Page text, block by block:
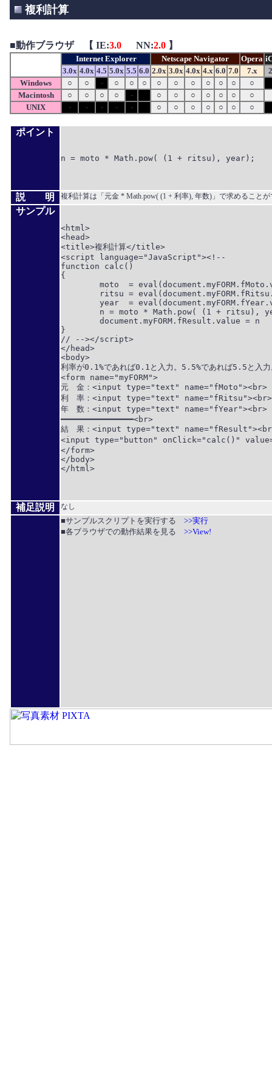
複利計算
■動作ブラウザ 【 IE:3.0 NN:2.0 】
Internet Explorer Netscape Navigator Opera
3.0x 4.0x 4.5 5.0x 5.5 6.0 2.0x 3.0x 4.0x 4.x 6.0 7.0 7.x
Windows
○ ○ - ○ ○ ○ ○ ○ ○ ○ ○ ○
○
Macintosh
○ ○ ○ ○ - ○ ○ ○ ○ ○ ○ ○
UNIX
- - - - - ○ ○ ○ ○ ○ ○ ○
ポイント
n = moto * Math.pow( (1 + ritsu), year);
説 明 複利計算は「元金 * Math.pow( (1 + 利率), 年数)」で求めること
サンプル
<html>
<head>
<title>複利計算</title>
<script language="JavaScript"><!--
function calc()
{
}
// --></script>
</head>
<body>
利率が0.1%であれば0.1と入力。5.5%であれば5.5と入
<form name="myFORM">
元　金：<input type="text" name="fMoto"><br>
利　率：<input type="text" name="fRitsu"><br>
年　数：<input type="text" name="fYear"><br>
━━━━━━━━━━━━━━━<br>
結　果：<input type="text"
<input type="button" onClick="calc()"
</form>
</body>
</html>
補足説明 なし
■サンプルスクリプトを実行する >>実行
■各ブラウザでの動作結果を見る >>View!